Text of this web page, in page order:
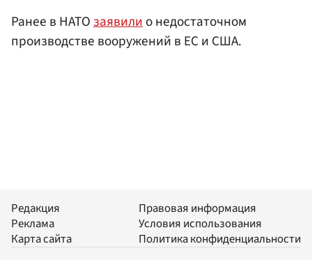
Ранее в НАТОзаявилио недостаточном
производстве вооружений в ЕС и США.
Редакция
Реклама
Карта сайта
Правовая информация
Условия использования
Политика конфиденциальности